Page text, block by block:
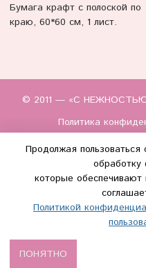
Бумага крафт с полоской по
краю, 60*60 см, 1 лист.
© 2011 — «С НЕЖНОСТЬЮ"
Политика
(WhatsApp и
Продолжая
которые обеспечивают
Политикой
ПОНЯТНО